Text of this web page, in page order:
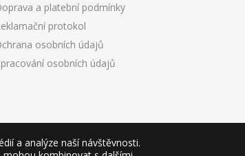
a analýze naší návštěvnosti.
a platební podmínky
protokol
osobních údajů
osobních údajů